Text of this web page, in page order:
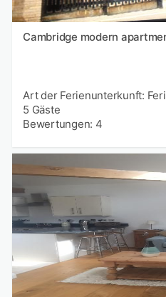
Cambridge modern
Art der Ferienunterkunft:
5 Gäste
Bewertungen: 4